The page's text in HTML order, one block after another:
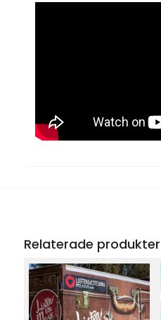
Relaterade produkter